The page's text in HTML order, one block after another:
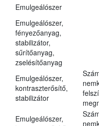
Emulgeálószer
Emulgeálószer,
fényezőanyag,
stabilizátor,
sűrítőanyag,
zselésítőanyag
Emulgeálószer,
kontraszterősítő,
stabilizátor
Emulgeálószer,